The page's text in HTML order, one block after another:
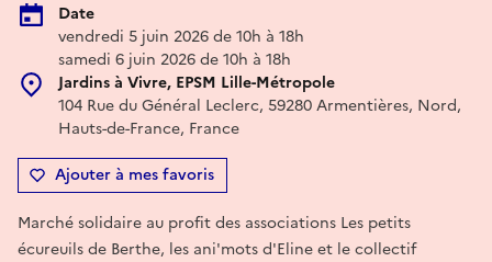
Date
vendredi 5 juin 2026 de 10h à 18h
samedi 6 juin 2026 de 10h à 18h
Jardins à Vivre, EPSM Lille-Métropole
104 Rue du Général Leclerc, 59280 Armentières, Nord,
Hauts-de-France, France
Ajouter à mes favoris
Marché solidaire au profit des associations Les petits
écureuils de Berthe, les ani'mots d'Eline et le collectif